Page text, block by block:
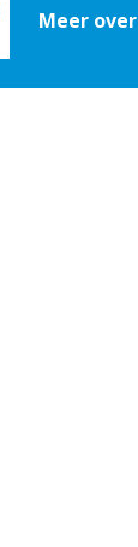
Meer